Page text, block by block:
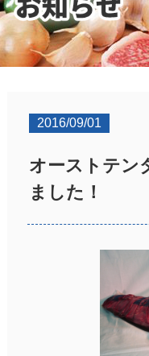
2016/09/01
オーストテ
ました！